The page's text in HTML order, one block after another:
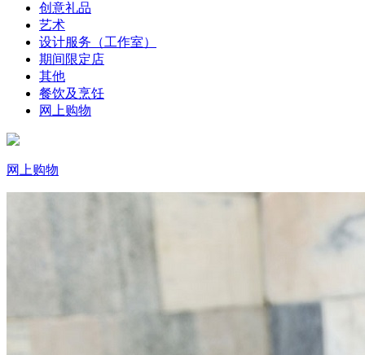
创意礼品
艺术
设计服务（工作室）
期间限定店
其他
餐饮及烹饪
网上购物
网上购物